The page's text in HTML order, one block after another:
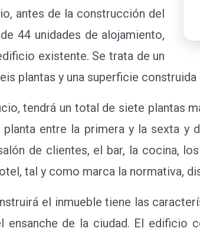
antes de la construcción del
44 unidades de alojamiento,
existente. Se trata de un
plantas y una superficie
tendrá un total de siete plantas
entre la primera y la sexta y
de clientes, el bar, la cocina,
tal y como marca la normativa,
el inmueble tiene las
ensanche de la ciudad. El edificio